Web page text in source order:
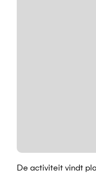
De activiteit vindt